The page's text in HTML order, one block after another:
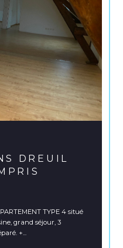
DREUIL
TYPE 4 situé
grand séjour, 3
+...